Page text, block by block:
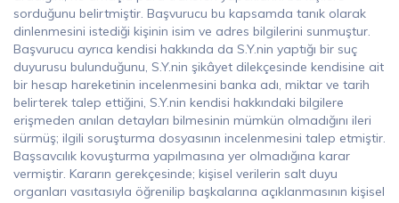
sorduğunu belirtmiştir. Başvurucu bu kapsamda tanık olarak
dinlenmesini istediği kişinin isim ve adres bilgilerini sunmuştur.
Başvurucu ayrıca kendisi hakkında da S.Y.nin yaptığı bir suç
duyurusu bulunduğunu, S.Y.nin şikâyet dilekçesinde kendisine ait
bir hesap hareketinin incelenmesini banka adı, miktar ve tarih
belirterek talep ettiğini, S.Y.nin kendisi hakkındaki bilgilere
erişmeden anılan detayları bilmesinin mümkün olmadığını ileri
sürmüş; ilgili soruşturma dosyasının incelenmesini talep etmiştir.
Başsavcılık kovuşturma yapılmasına yer olmadığına karar
vermiştir. Kararın gerekçesinde; kişisel verilerin salt duyu
organları vasıtasıyla öğrenilip başkalarına açıklanmasının kişisel